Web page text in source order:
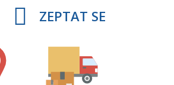
ZEPTAT SE